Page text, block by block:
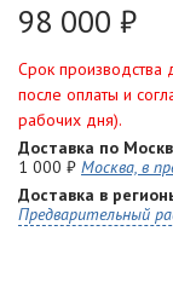
98 000 ₽
Срок производства
после оплаты и
рабочих дня).
Доставка по
1 000 ₽ Москва, в
Доставка в
Предварительный